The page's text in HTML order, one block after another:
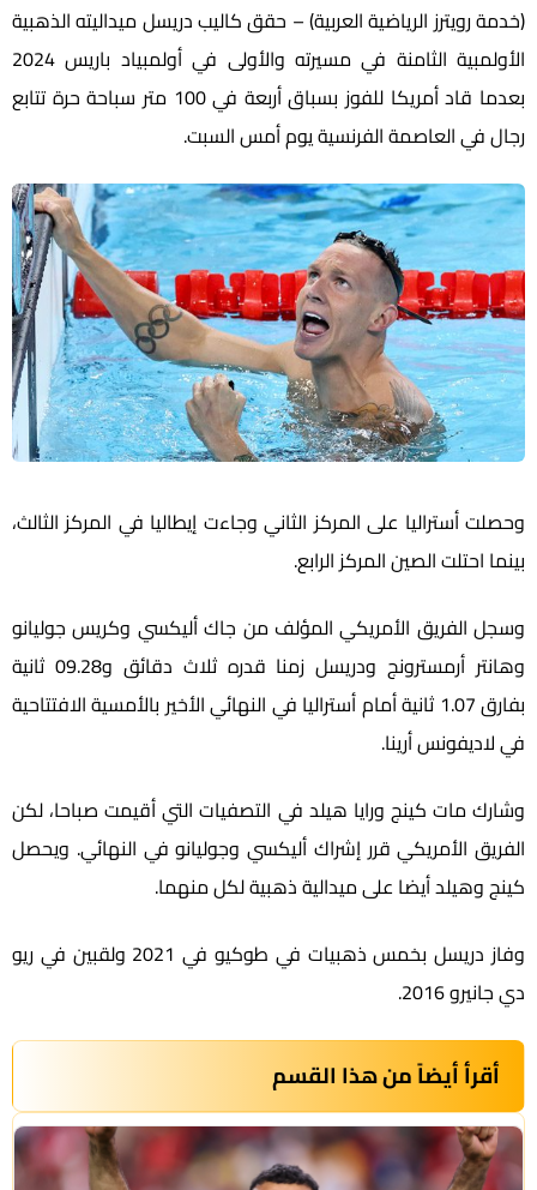
(خدمة رويترز الرياضية العربية) – حقق كاليب دريسل ميداليته الذهبية
الأولمبية الثامنة في مسيرته والأولى في أولمبياد باريس 2024
بعدما قاد أمريكا للفوز بسباق أربعة في 100 متر سباحة حرة تتابع
رجال في العاصمة الفرنسية يوم أمس السبت.
وحصلت أستراليا على المركز الثاني وجاءت إيطاليا في المركز الثالث،
بينما احتلت الصين المركز الرابع.
وسجل الفريق الأمريكي المؤلف من جاك أليكسي وكريس جوليانو
وهانتر أرمسترونج ودريسل زمنا قدره ثلاث دقائق و09.28 ثانية
بفارق 1.07 ثانية أمام أستراليا في النهائي الأخير بالأمسية الافتتاحية
في لاديفونس أرينا.
وشارك مات كينج ورايا هيلد في التصفيات التي أقيمت صباحا، لكن
الفريق الأمريكي قرر إشراك أليكسي وجوليانو في النهائي. ويحصل
كينج وهيلد أيضا على ميدالية ذهبية لكل منهما.
وفاز دريسل بخمس ذهبيات في طوكيو في 2021 ولقبين في ريو
دي جانيرو 2016.
أقرأ أيضاً من هذا القسم